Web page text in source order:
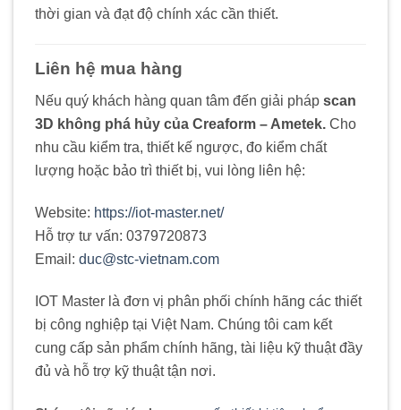
thời gian và đạt độ chính xác cần thiết.
Liên hệ mua hàng
Nếu quý khách hàng quan tâm đến giải pháp scan
3D không phá hủy của Creaform – Ametek. Cho
nhu cầu kiểm tra, thiết kế ngược, đo kiểm chất
lượng hoặc bảo trì thiết bị, vui lòng liên hệ:
Website: https://iot-master.net/
Hỗ trợ tư vấn: 0379720873
Email: duc@stc-vietnam.com
IOT Master là đơn vị phân phối chính hãng các thiết
bị công nghiệp tại Việt Nam. Chúng tôi cam kết
cung cấp sản phẩm chính hãng, tài liệu kỹ thuật đầy
đủ và hỗ trợ kỹ thuật tận nơi.